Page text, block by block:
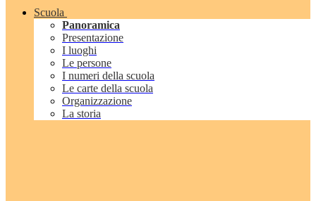
Scuola
Panoramica
Presentazione
I luoghi
Le persone
I numeri della scuola
Le carte della scuola
Organizzazione
La storia